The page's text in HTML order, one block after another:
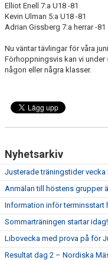
Elliot Enell 7:a U18 -81
Kevin Ulman 5:a U18 -81
Adrian Gissberg 7:a herrar -81
Nu väntar tävlingar för våra
Förhoppningsvis kan vi
någon eller några klasser.
Nyhetsarkiv
Justerade träningstider vecka
Anmälan till höstens grupper
Information inför terminsstart
Sommarträningen startar idag!
Libovecka med prova på för
Resultat dag 2 – Nordiska